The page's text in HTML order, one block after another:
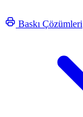
Baskı Çözümleri